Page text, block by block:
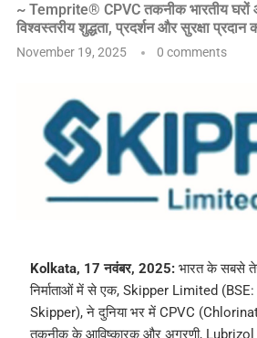
~ Temprite® CPVC तकनीक भारतीय घरों
विश्वस्तरीय शुद्धता, प्रदर्शन और सुरक्षा
November 19, 2025 0 comments
Kolkata, 17 नवंबर, 2025:भारत के सबसे
निर्माताओं में से एक, Skipper Limited
Skipper), ने दुनिया भर में CPVC
तकनीक के आविष्कारक और अग्रणी, Lubrizol